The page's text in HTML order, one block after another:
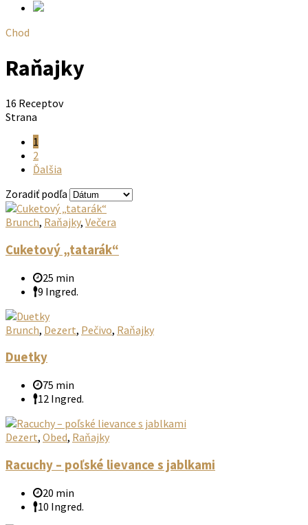
Chod
Raňajky
16 Receptov
Strana
1
2
Ďalšia
Zoradiť podľa
Brunch, Raňajky, Večera
Cuketový „tatarák“
25 min
9 Ingred.
Brunch, Dezert, Pečivo, Raňajky
Duetky
75 min
12 Ingred.
Dezert, Obed, Raňajky
Racuchy – poľské lievance s jablkami
20 min
10 Ingred.